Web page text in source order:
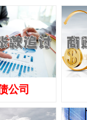
公司